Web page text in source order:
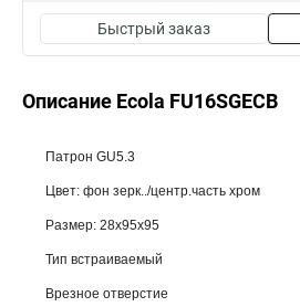
Быстрый заказ
Описание Ecola FU16SGECB
Патрон GU5.3
Цвет: фон зерк../центр.часть хром
Размер: 28x95x95
Тип встраиваемый
Врезное отверстие